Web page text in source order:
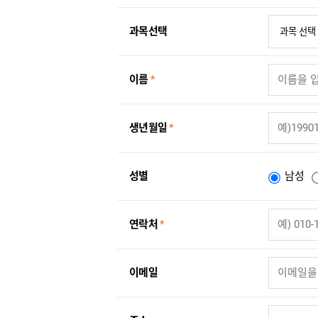
과목선택
이름*
생년월일*
성별 남성
연락처 *
이메일